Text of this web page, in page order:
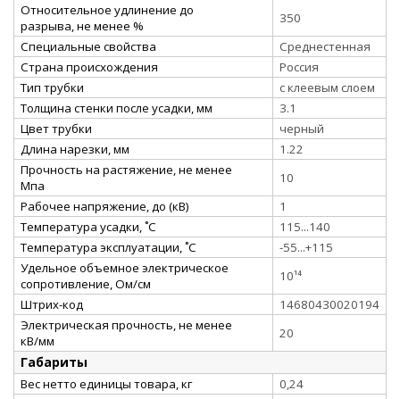
Относительное удлинение до
разрыва, не менее %
350
Специальные свойства
Среднестенная
Страна происхождения
Россия
Тип трубки
с клеевым слоем
Толщина стенки после усадки, мм
3.1
Цвет трубки
черный
Длина нарезки, мм
1.22
Прочность на растяжение, не менее
Мпа
10
Рабочее напряжение, до (кВ)
1
Температура усадки, ˚С
115...140
Температура эксплуатации, ˚С
-55...+115
Удельное объемное электрическое
сопротивление, Ом/см
10¹⁴
Штрих-код
14680430020194
Электрическая прочность, не менее
кВ/мм
20
Габариты
Вес нетто единицы товара, кг
0,24